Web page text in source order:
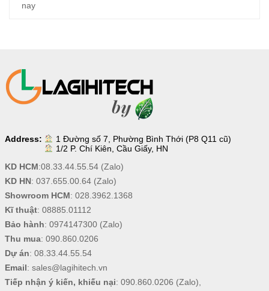
nay
Address:
1 Đường số 7, Phường Bình Thới (P8 Q11 cũ)
1/2 P. Chí Kiên, Cầu Giấy, HN
KD HCM:08.33.44.55.54(Zalo)
KD HN: 037.655.00.64(Zalo)
Showroom HCM: 028.3962.1368
Kĩ thuật: 08885.01112
Bảo hành: 0974147300(Zalo)
Thu mua: 090.860.0206
Dự án: 08.33.44.55.54
Email: sales@lagihitech.vn
Tiếp nhận ý kiến, khiếu nại: 090.860.0206 (Zalo),